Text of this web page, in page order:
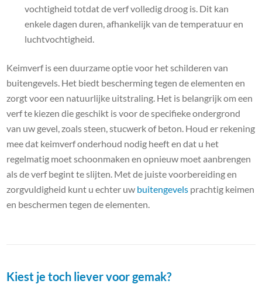
vochtigheid totdat de verf volledig droog is. Dit kan
enkele dagen duren, afhankelijk van de temperatuur en
luchtvochtigheid.
Keimverf is een duurzame optie voor het schilderen van
buitengevels. Het biedt bescherming tegen de elementen en
zorgt voor een natuurlijke uitstraling. Het is belangrijk om een
verf te kiezen die geschikt is voor de specifieke ondergrond
van uw gevel, zoals steen, stucwerk of beton. Houd er rekening
mee dat keimverf onderhoud nodig heeft en dat u het
regelmatig moet schoonmaken en opnieuw moet aanbrengen
als de verf begint te slijten. Met de juiste voorbereiding en
zorgvuldigheid kunt u echter uw buitengevels prachtig keimen
en beschermen tegen de elementen.
Kiest je toch liever voor gemak?